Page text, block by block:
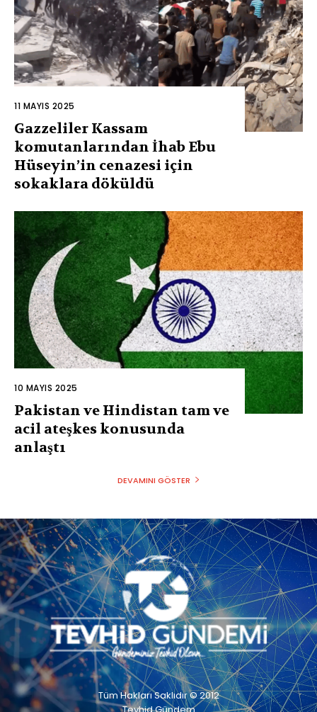
11 MAYIS 2025
Gazzeliler Kassam
komutanlarından İhab Ebu
Hüseyin’in cenazesi için
sokaklara döküldü
10 MAYIS 2025
Pakistan ve Hindistan tam ve
acil ateşkes konusunda
anlaştı
DEVAMINI GÖSTER
Tüm Hakları Saklıdır © 2012